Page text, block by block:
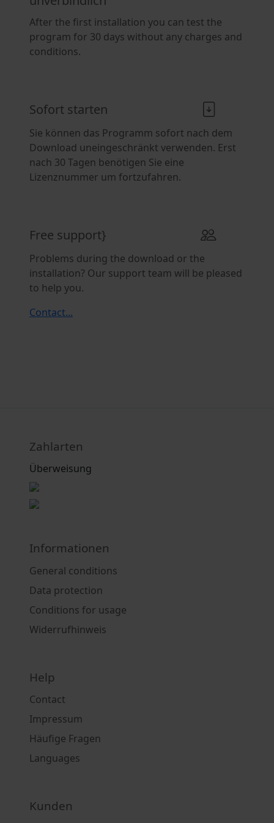
After the first installation you can test the
program for 30 days without any charges and
conditions.
Sofort starten
Sie können das Programm sofort nach dem
Download uneingeschränkt verwenden. Erst
nach 30 Tagen benötigen Sie eine
Lizenznummer um fortzufahren.
Free support}
Problems during the download or the
installation? Our support team will be pleased
to help you.
Contact...
Zahlarten
Überweisung
Informationen
General conditions
Data protection
Conditions for usage
Widerrufhinweis
Help
Contact
Impressum
Häufige Fragen
Languages
Kunden